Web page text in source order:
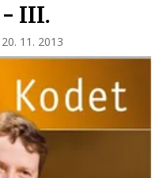
- III.
20. 11. 2013